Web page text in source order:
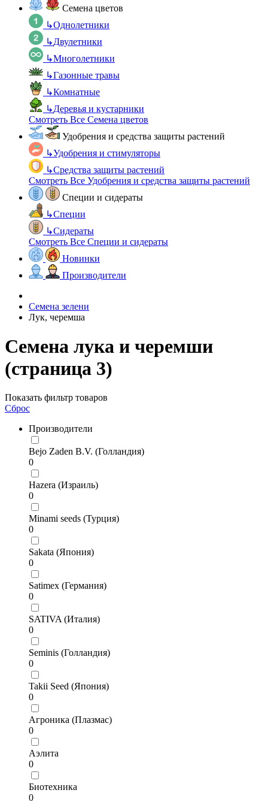
Семена цветов
↳Однолетники
↳Двулетники
↳Многолетники
↳Газонные травы
↳Комнатные
↳Деревья и кустарники
Смотреть Все Семена цветов
Удобрения и средства защиты растений
↳Удобрения и стимуляторы
↳Средства защиты растений
Смотреть Все Удобрения и средства защиты растений
Специи и сидераты
↳Специи
↳Сидераты
Смотреть Все Специи и сидераты
Новинки
Производители
Семена зелени
Лук, черемша
Семена лука и черемши
(страница 3)
Показать фильтр товаров
Сброс
Производители
Bejo Zaden B.V. (Голландия)
0
Hazera (Израиль)
0
Minami seeds (Турция)
0
Sakata (Япония)
0
Satimex (Германия)
0
SATIVA (Италия)
0
Seminis (Голландия)
0
Takii Seed (Япония)
0
Агроника (Плазмас)
0
Аэлита
0
Биотехника
0